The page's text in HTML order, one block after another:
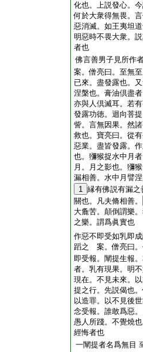
化也。上説發心。
何於大衆得無畏。
惡消滅。如王夷坦
明惡時不畏大衆。
者也
佛言善男子見所作
案。僧亮曰。至無
已來。盡發露也。
涅槃也。膏油倶盡
亦與人倶滅耳。若
發露功徳。迴向菩
訾。言無因果。然
救也。寶亮曰。從
惡業。盡皆發露。
也。獼猴捉水中月
月。月之影也。獼
漏相善。水中月譬
1 縁有佛説有漏
關也。凡夫脩相善。
大麁苦。顛倒謂樂
之樂。謂爲眞實也
作惡不即受如乳即
蹈之 案。僧亮曰。
即受報。闡提生報
者。乳有現果。明
現在。不見未來。
提之行。先説偈也
以造罪。以不見後
念受報。誰敢爲惡
愚人所踐。不覺燒
經悔者也
一闡提者名爲無目